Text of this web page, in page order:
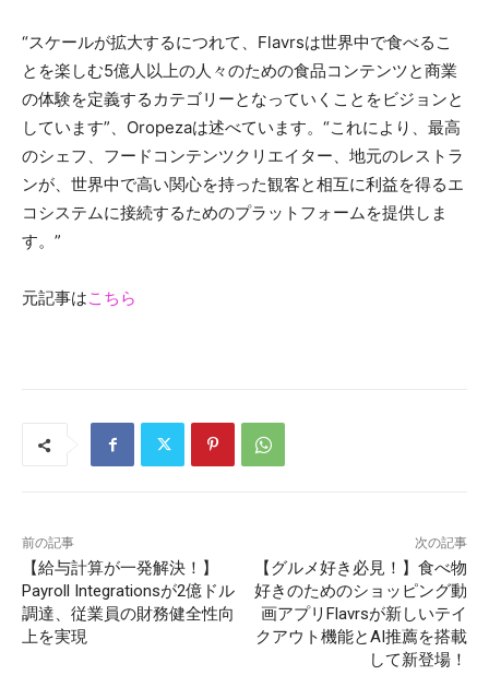
“スケールが拡大するにつれて、Flavrsは世界中で食べるこ
とを楽しむ5億人以上の人々のための食品コンテンツと商業
の体験を定義するカテゴリーとなっていくことをビジョンと
しています”、Oropezaは述べています。“これにより、最高
のシェフ、フードコンテンツクリエイター、地元のレストラ
ンが、世界中で高い関心を持った観客と相互に利益を得るエ
コシステムに接続するためのプラットフォームを提供しま
す。”
元記事はこちら
前の記事
【給与計算が一発解決！】
Payroll Integrationsが2億ドル
調達、従業員の財務健全性向
上を実現
次の記事
【グルメ好き必見！】食べ物
好きのためのショッピング動
画アプリFlavrsが新しいテイ
クアウト機能とAI推薦を搭載
して新登場！